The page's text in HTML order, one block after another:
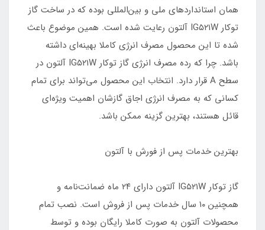
همان استانداردهای ملی و بین‌المللی بوده که در ساخت گاز
توکار IG۵۲۱W آلتون رعایت شده است. همین موضوع باعث
شده تا این محصول مصرف انرژی کاملا بهینه‌ای داشته
باشد. چرا که رده مصرف انرژی گاز توکار IG۵۲۱W آلتون در
سطح A قرار دارد. انتخاب این محصول می‌تواند برای تمام
کسانی که به مصرف انرژی اجاق گازشان اهمیت ویژه‌ای
قائل هستند، بهترین گزینه ممکن باشد.
بهترین خدمات پس از فورش با آلتون
گاز توکار IG۵۲۱W آلتون دارای ۲۴ ماه ضمانت‌نامه و
همچنین ۱۰ سال خدمات پس از فروش است. نصب تمام
محصولات آلتون به صورت کاملا رایگان بوده و توسط